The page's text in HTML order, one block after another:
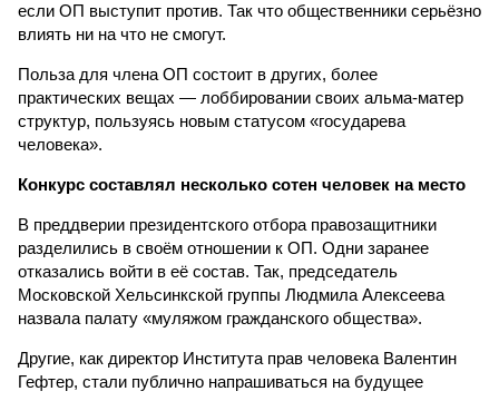
если ОП выступит против. Так что общественники серьёзно
влиять ни на что не смогут.
Польза для члена ОП состоит в других, более
практических вещах — лоббировании своих альма-матер
структур, пользуясь новым статусом «государева
человека».
Конкурс составлял несколько сотен человек на место
В преддверии президентского отбора правозащитники
разделились в своём отношении к ОП. Одни заранее
отказались войти в её состав. Так, председатель
Московской Хельсинкской группы Людмила Алексеева
назвала палату «муляжом гражданского общества».
Другие, как директор Института прав человека Валентин
Гефтер, стали публично напрашиваться на будущее